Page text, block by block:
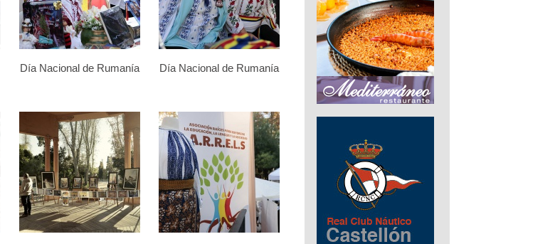
Día Nacional de Rumanía Día Nacional de Rumanía